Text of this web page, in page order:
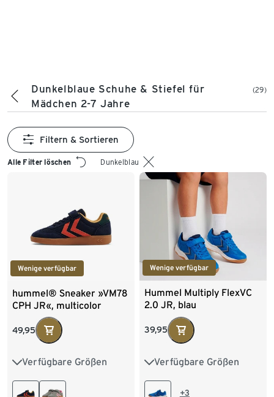
Dunkelblaue Schuhe & Stiefel für
Mädchen 2-7 Jahre
(29)
Alle Filter löschen Dunkelblau
Filtern & Sortieren
Wenige verfügbar
hummel® Sneaker »VM78
CPH JR«, multicolor
49,95
Verfügbare Größen
28 29 30 31
32 33
Wenige verfügbar
Hummel Multiply FlexVC
2.0 JR, blau
39,95
Verfügbare Größen
26 27 28 29
30 31
+3